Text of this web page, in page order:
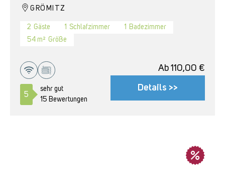
GRÖMITZ
2 Gäste 1 Schlafzimmer 1
Badezimmer
54 m² Größe
5
sehr gut
15 Bewertungen
Ab 110,00 €
Details >>